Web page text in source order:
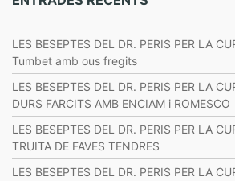
LES BESEPTES DEL DR. PERIS PER LA
Tumbet amb ous fregits
LES BESEPTES DEL DR. PERIS PER LA
DURS FARCITS AMB ENCIAM i ROMESCO
LES BESEPTES DEL DR. PERIS PER LA
TRUITA DE FAVES TENDRES
LES BESEPTES DEL DR. PERIS PER LA